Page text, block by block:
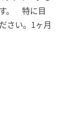
。 特に目
さい。1ヶ月